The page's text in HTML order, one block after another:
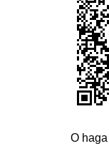
O haga